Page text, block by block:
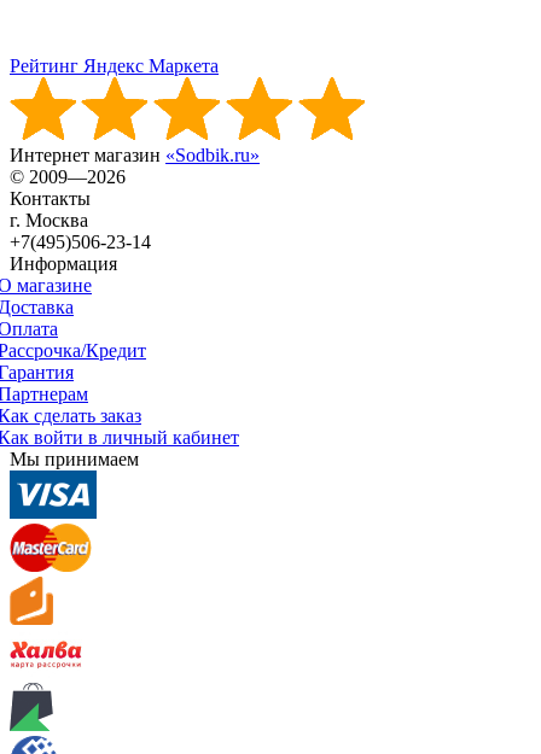
Рейтинг Яндекс Маркета
Интернет магазин «Sodbik.ru»
© 2009—2026
Контакты
г. Москва
+7(495)506-23-14
Информация
магазине
Кредит
сделать заказ
войти в личный кабинет
Мы принимаем